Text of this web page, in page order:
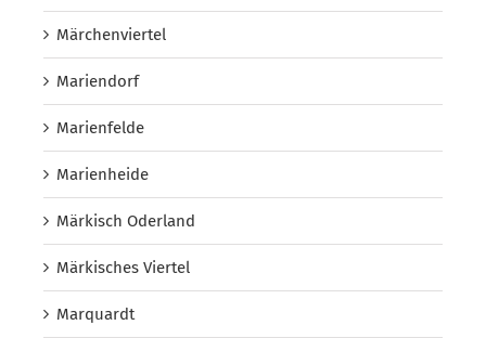
Märchenviertel
Mariendorf
Marienfelde
Marienheide
Märkisch Oderland
Märkisches Viertel
Marquardt